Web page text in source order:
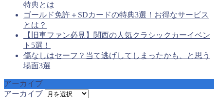
特典とは
ゴールド免許＋SDカードの特典3選！お得なサービス
とは？
【旧車ファン必見】関西の人気クラシックカーイベン
ト5選！
傷なしはセーフ？当て逃げしてしまったかも、と思う
場面3選
アーカイブ
アーカイブ